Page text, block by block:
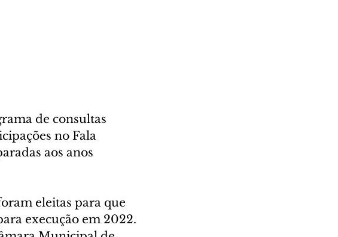
de consultas
no Fala
aos anos
eleitas para que
execução em 2022.